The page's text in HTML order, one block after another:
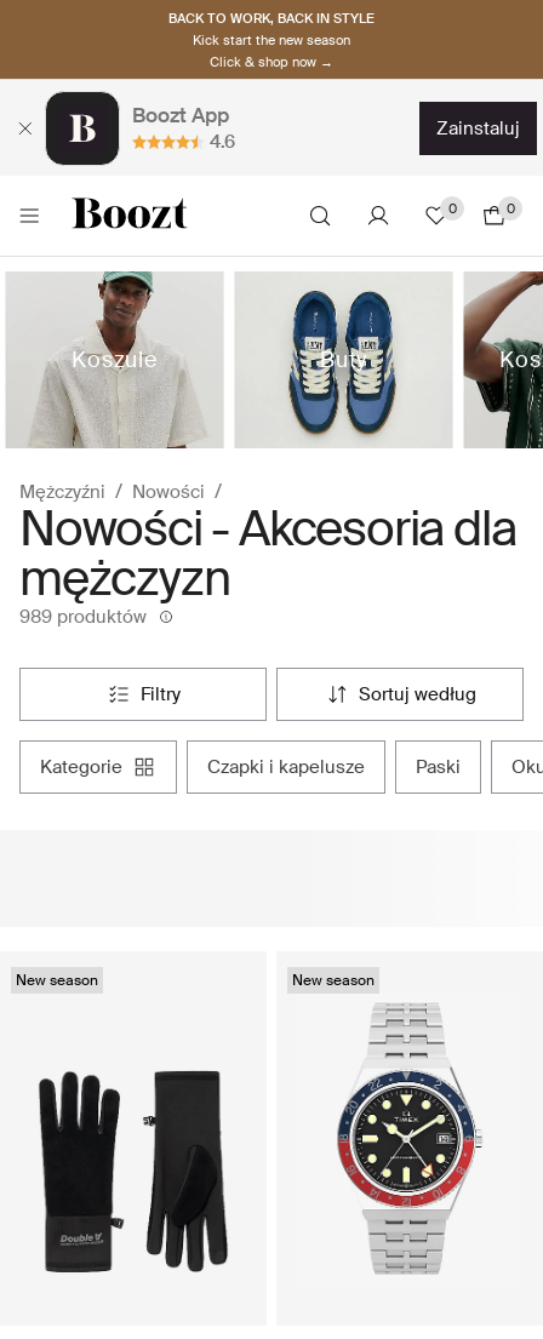
BACK TO WORK, BACK IN STYLE
Kick start the new season
Click & shop now →
Boozt App
4.6
zainstaluj
0 0
Koszule Buty
Mężczyźni Nowości
Nowości - Akcesoria dla
mężczyzn
989 produktów
filtry sortuj według
kategorie czapki i kapelusze paski
New season New season